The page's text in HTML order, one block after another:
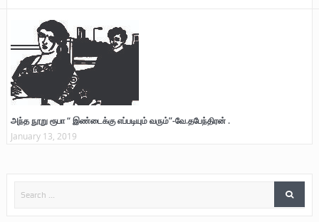
அந்த நூறு ரூபா “ இண்டைக்கு எப்படியும் வரும்”-வே.தபேந்திரன் .
January 13, 2019